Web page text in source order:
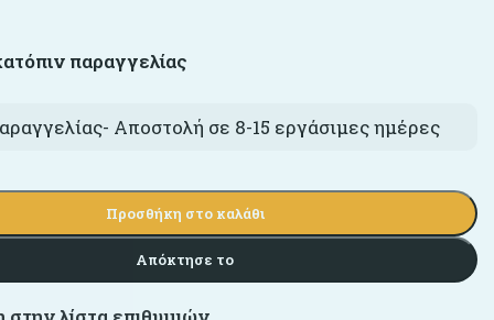
παραγγελίας
Αποστολή σε 8-15 εργάσιμες ημέρες
Προσθήκη στο καλάθι
Απόκτησε το